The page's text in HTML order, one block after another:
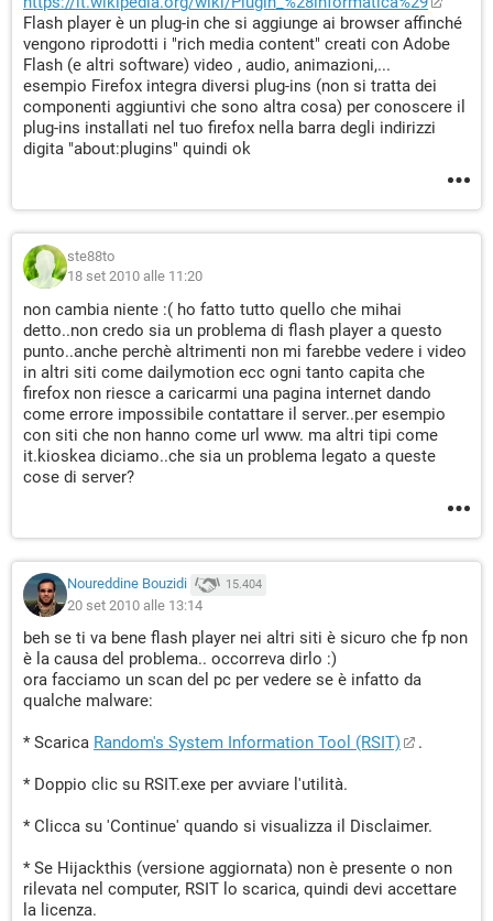
Flash player è un plug-in che si aggiunge ai browser affinché
vengono riprodotti i "rich media content" creati con Adobe
Flash (e altri software) video , audio, animazioni,...
esempio Firefox integra diversi plug-ins (non si tratta dei
componenti aggiuntivi che sono altra cosa) per conoscere il
plug-ins installati nel tuo firefox nella barra degli indirizzi
digita "about:plugins" quindi ok
ste88to
18 set 2010 alle 11:20
non cambia niente :( ho fatto tutto quello che mihai
detto..non credo sia un problema di flash player a questo
punto..anche perchè altrimenti non mi farebbe vedere i video
in altri siti come dailymotion ecc ogni tanto capita che
firefox non riesce a caricarmi una pagina internet dando
come errore impossibile contattare il server..per esempio
con siti che non hanno come url www. ma altri tipi come
it.kioskea diciamo..che sia un problema legato a queste
cose di server?
Noureddine Bouzidi 15.404
20 set 2010 alle 13:14
beh se ti va bene flash player nei altri siti è sicuro che fp non
è la causa del problema.. occorreva dirlo :)
ora facciamo un scan del pc per vedere se è infatto da
qualche malware:
* Scarica Random's System Information Tool (RSIT) .
* Doppio clic su RSIT.exe per avviare l'utilità.
* Clicca su 'Continue' quando si visualizza il Disclaimer.
* Se Hijackthis (versione aggiornata) non è presente o non
rilevata nel computer, RSIT lo scarica, quindi devi accettare
la licenza.